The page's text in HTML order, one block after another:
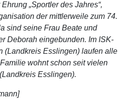
„Sportler des Jahres“,
der mittlerweile zum 74.
sind seine Frau Beate und
Deborah eingebunden. Im ISK-
(Landkreis Esslingen) laufen alle
wohnt schon seit vielen
Esslingen).